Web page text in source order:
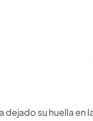
su huella